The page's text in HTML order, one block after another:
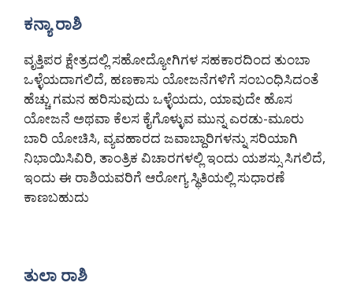
ಕನ್ಯಾ ರಾಶಿ
ವೃತ್ತಿಪರ ಕ್ಷೇತ್ರದಲ್ಲಿ ಸಹೋದ್ಯೋಗಿಗಳ ಸಹಕಾರದಿಂದ ತುಂಬಾ
ಒಳ್ಳೆಯದಾಗಲಿದೆ, ಹಣಕಾಸು ಯೋಜನೆಗಳಿಗೆ ಸಂಬಂಧಿಸಿದಂತೆ
ಹೆಚ್ಚು ಗಮನ ಹರಿಸುವುದು ಒಳ್ಳೆಯದು, ಯಾವುದೇ ಹೊಸ
ಯೋಜನೆ ಅಥವಾ ಕೆಲಸ ಕೈಗೊಳ್ಳುವ ಮುನ್ನ ಎರಡು-ಮೂರು
ಬಾರಿ ಯೋಚಿಸಿ, ವ್ಯವಹಾರದ ಜವಾಬ್ದಾರಿಗಳನ್ನು ಸರಿಯಾಗಿ
ನಿಭಾಯಿಸಿವಿರಿ, ತಾಂತ್ರಿಕ ವಿಚಾರಗಳಲ್ಲಿ ಇಂದು ಯಶಸ್ಸು ಸಿಗಲಿದೆ,
ಇಂದು ಈ ರಾಶಿಯವರಿಗೆ ಆರೋಗ್ಯ ಸ್ಥಿತಿಯಲ್ಲಿ ಸುಧಾರಣೆ
ಕಾಣಬಹುದು
ತುಲಾ ರಾಶಿ